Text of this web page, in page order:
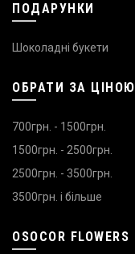
ПОДАРУНКИ
Шоколадні букети
ОБРАТИ ЗА ЦІНОЮ
700грн. - 1500грн.
1500грн. - 2500грн.
2500грн. - 3500грн.
3500грн. і більше
OSOCOR FLOWERS